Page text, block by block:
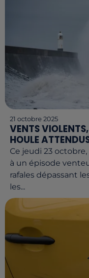
21 octobre 2025
VENTS
HOULE
Ce jeudi 23
à un épisode
rafales dépassant
les...